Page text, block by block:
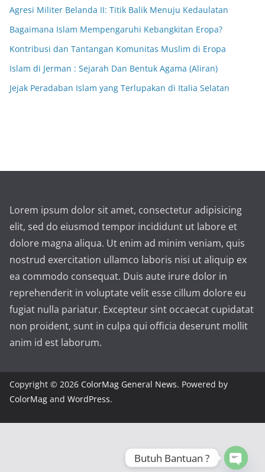
Agresi Militer Belanda II: Titik Balik Menuju Kedaulatan
Bagaimana Islam Mempengaruhi Kebangkitan Eropa?
Kontribusi dan Tantangan Komunitas Muslim di Eropa
Islam di Jerman : Sejarah Dan Bentuk Agama (Aliran)
Jejak Peradaban Islam yang Terlupakan di Italia Selatan
Lorem ipsum dolor sit amet, consectetur adipisicing
elit, sed do eiusmod tempor incididunt ut labore et
dolore magna aliqua. Ut enim ad minim veniam, quis
nostrud exercitation ullamco laboris nisi ut aliquip ex
ea commodo consequat. Duis aute irure dolor in
reprehenderit in voluptate velit esse cillum dolore eu
fugiat nulla pariatur. Excepteur sint occaecat cupidatat
non proident, sunt in culpa qui officia deserunt mollit
anim id est laborum.
Copyright © 2026 ColorMag General News. Powered by
ColorMag and WordPress.
Butuh Bantuan ?